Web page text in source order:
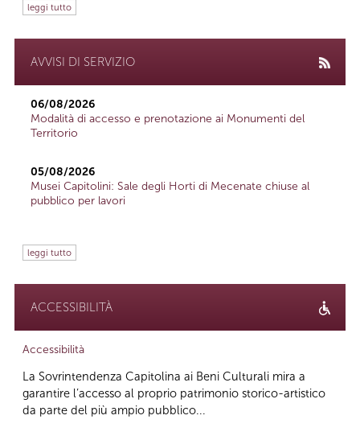
leggi tutto
AVVISI DI SERVIZIO
06/08/2026
Modalità di accesso e prenotazione ai Monumenti del
Territorio
05/08/2026
Musei Capitolini: Sale degli Horti di Mecenate chiuse al
pubblico per lavori
leggi tutto
ACCESSIBILITÀ
Accessibilità
La Sovrintendenza Capitolina ai Beni Culturali mira a
garantire l’accesso al proprio patrimonio storico-artistico
da parte del più ampio pubblico...